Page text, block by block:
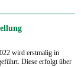
wird erstmalig in
Diese erfolgt über